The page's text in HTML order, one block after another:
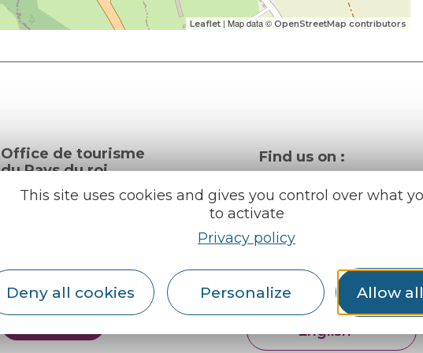
This site uses cookies and gives you control over what
to activate
Privacy policy
Deny all cookies Personalize Allow
Leaflet | Map data © OpenStreetMap contributors
Office de tourisme
du Pays du roi
Morvan
Our brochures
Find us on :
Partners
English
Français